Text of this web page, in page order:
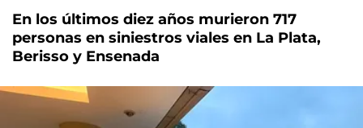
En los últimos diez años murieron 717
personas en siniestros viales en La Plata,
Berisso y Ensenada